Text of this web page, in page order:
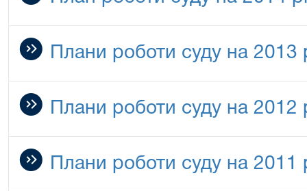
Плани роботи суду на 2013
Плани роботи суду на 2012
Плани роботи суду на 2011